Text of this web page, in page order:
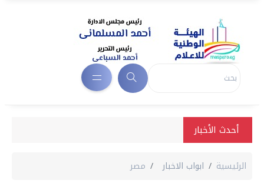
أحدث الأخبار
الرئيسية ابواب الاخبار مصر